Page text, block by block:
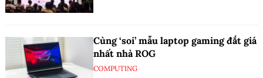
Cùng ‘soi’ mẫu laptop gaming đắt giá
nhất nhà ROG
COMPUTING